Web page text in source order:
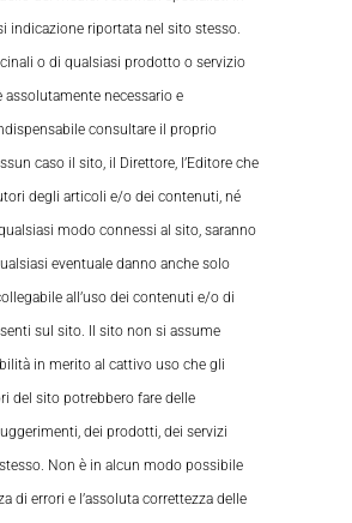
indicazione riportata nel sito stesso.
o di qualsiasi prodotto o servizio
assolutamente necessario e
consultare il proprio
caso il sito, il Direttore, l’Editore che
degli articoli e/o dei contenuti, né
modo connessi al sito, saranno
eventuale danno anche solo
all’uso dei contenuti e/o di
sul sito. Il sito non si assume
in merito al cattivo uso che gli
del sito potrebbero fare delle
dei prodotti, dei servizi
Non è in alcun modo possibile
di errori e l’assoluta correttezza delle